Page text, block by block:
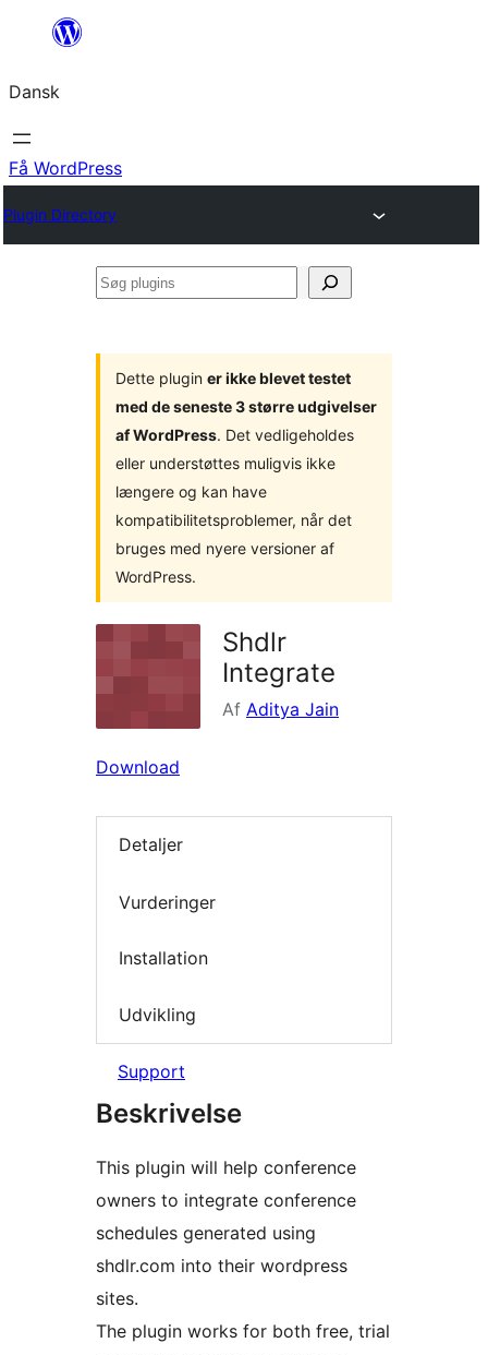
Spring
indhold
Dansk
Få WordPress
Plugin Directory
Søg
Dette plugin er ikke blevet testet
med de seneste 3 større udgivelser
af WordPress. Det vedligeholdes
eller understøttes muligvis ikke
længere og kan have
kompatibilitetsproblemer, når det
bruges med nyere versioner af
WordPress.
Shdlr
Integrate
Af Aditya Jain
Download
Detaljer
Vurderinger
Installation
Udvikling
Support
Beskrivelse
This plugin will help conference
owners to integrate conference
schedules generated using
shdlr.com into their wordpress
sites.
The plugin works for both free, trial